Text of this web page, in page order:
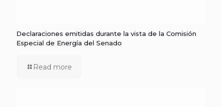
Declaraciones emitidas durante la vista de la Comisión
Especial de Energía del Senado
Read more